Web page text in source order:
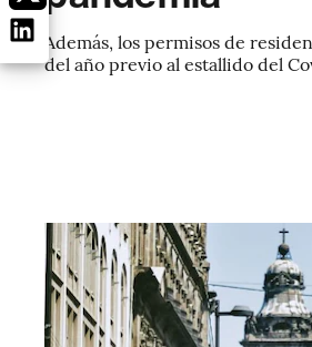
Además, los permisos de
del año previo al estallido del